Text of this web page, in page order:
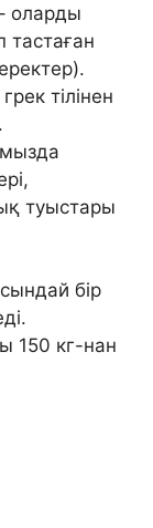
оларды
тілінен
туыстары
бір
150 кг-нан